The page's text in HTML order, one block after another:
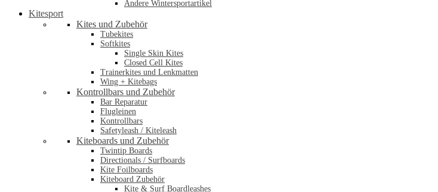
Andere Wintersportartikel
Kitesport
Kites und Zubehör
Tubekites
Softkites
Single Skin Kites
Closed Cell Kites
Trainerkites und Lenkmatten
Wing + Kitebags
Kontrollbars und Zubehör
Bar Reparatur
Flugleinen
Kontrollbars
Safetyleash / Kiteleash
Kiteboards und Zubehör
Twintip Boards
Directionals / Surfboards
Kite Foilboards
Kiteboard Zubehör
Kite & Surf Boardleashes